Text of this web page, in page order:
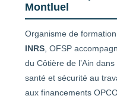
Montluel
Organisme de
INRS , OFSP
du Côtière de l’Ain
santé et sécurité au
aux financements